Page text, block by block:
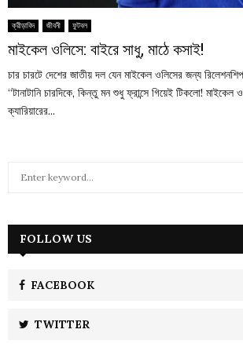
ক্রীড়াবিদ জীবনী ফুটবল
মাইকেল ওলিসে: বাইরে সাধু, মাঠে কসাই!
চার চারটে দেশের জাতীয় দল যেন মাইকেল ওলিসের জন্য রিলেশনশিপ
“টানাটানি চারদিকে, কিন্তু মন শুধু ফ্রান্সে গিয়েই টিকলো! মাইকেল
ক্যারিয়ারের...
h
FOLLOW US
FACEBOOK
TWITTER